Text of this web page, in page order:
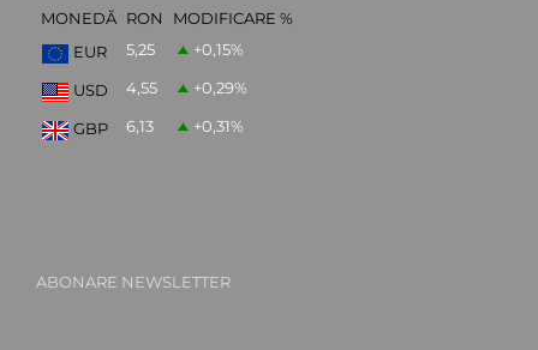
MONEDĂ RON
MODIFICARE %
EUR
5,25 +0,15%
USD 4,55 +0,29%
GBP 6,13 +0,31%
ABONARE NEWSLETTER